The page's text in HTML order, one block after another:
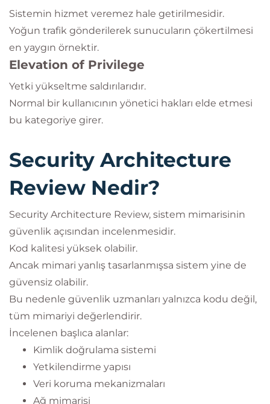
Sistemin hizmet veremez hale getirilmesidir.
Yoğun trafik gönderilerek sunucuların çökertilmesi
en yaygın örnektir.
Elevation of Privilege
Yetki yükseltme saldırılarıdır.
Normal bir kullanıcının yönetici hakları elde etmesi
bu kategoriye girer.
Security Architecture
Review Nedir?
Security Architecture Review, sistem mimarisinin
güvenlik açısından incelenmesidir.
Kod kalitesi yüksek olabilir.
Ancak mimari yanlış tasarlanmışsa sistem yine de
güvensiz olabilir.
Bu nedenle güvenlik uzmanları yalnızca kodu değil,
tüm mimariyi değerlendirir.
İncelenen başlıca alanlar:
Kimlik doğrulama sistemi
Yetkilendirme yapısı
Veri koruma mekanizmaları
Ağ mimarisi